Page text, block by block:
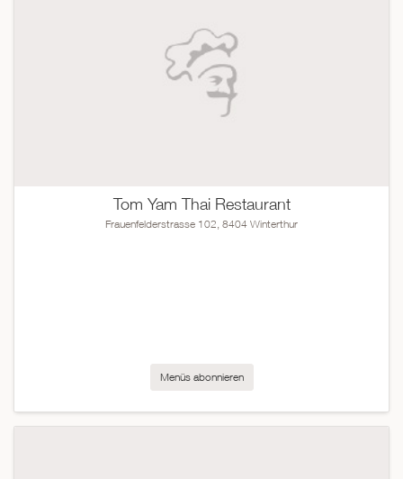
Tom Yam Thai Restaurant
Frauenfelderstrasse 102, 8404 Winterthur
Menüs abonnieren